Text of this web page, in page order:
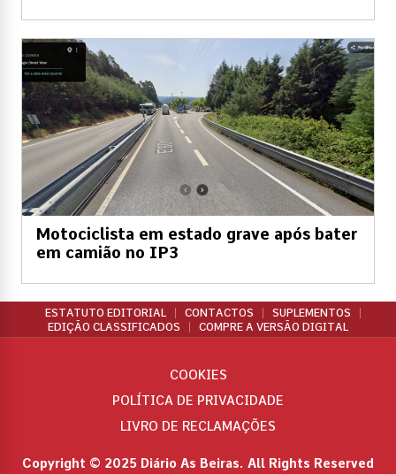
Motociclista em estado grave após bater
em camião no IP3
ESTATUTO EDITORIAL CONTACTOS
SUPLEMENTOS
EDIÇÃO CLASSIFICADOS
COMPRE A VERSÃO DIGITAL
Copyright © 2025 Diário As Beiras. All Rights Reserved
COOKIES
POLÍTICA DE PRIVACIDADE
LIVRO DE RECLAMAÇÕES